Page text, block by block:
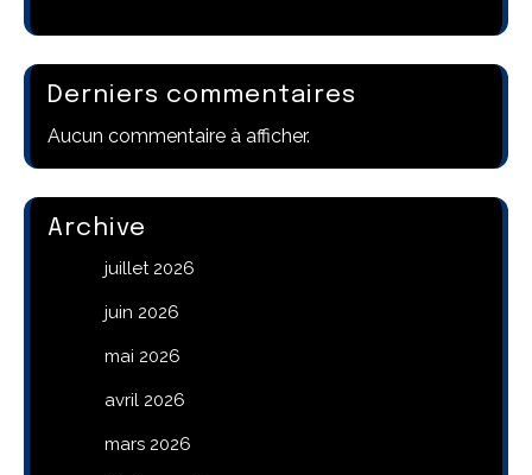
Derniers commentaires
Aucun commentaire à afficher.
Archive
juillet 2026
juin 2026
mai 2026
avril 2026
mars 2026